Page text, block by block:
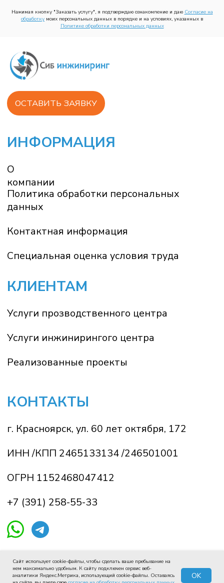
Нажимая кнопку "Заказать услугу", я подтверждаю ознакомление и даю Согласие на
обработку моих персональных данных в порядке и на условиях, указанных в
Политике обработки персональных данных
Сайт использует cookie-файлы, чтобы сделать ваше пребывание на
нем максимально удобным. К cайту подключен сервис веб-
аналитики Яндекс.Метрика, использующий cookie-файлы. Оставаясь
OK
© ООО «СИБ ИНЖИНИРИНГ», 2025
+7 (391) 258-55-33